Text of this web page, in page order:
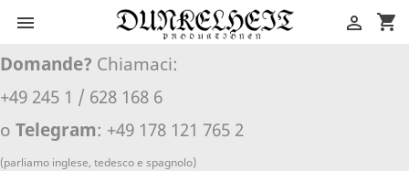
 shopping_cart

Domande? Chiamaci:
+49 245 1 / 628 168 6
o Telegram: +49 178 121 765 2
(parliamo inglese, tedesco e spagnolo)